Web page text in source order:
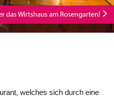
welches sich durch eine